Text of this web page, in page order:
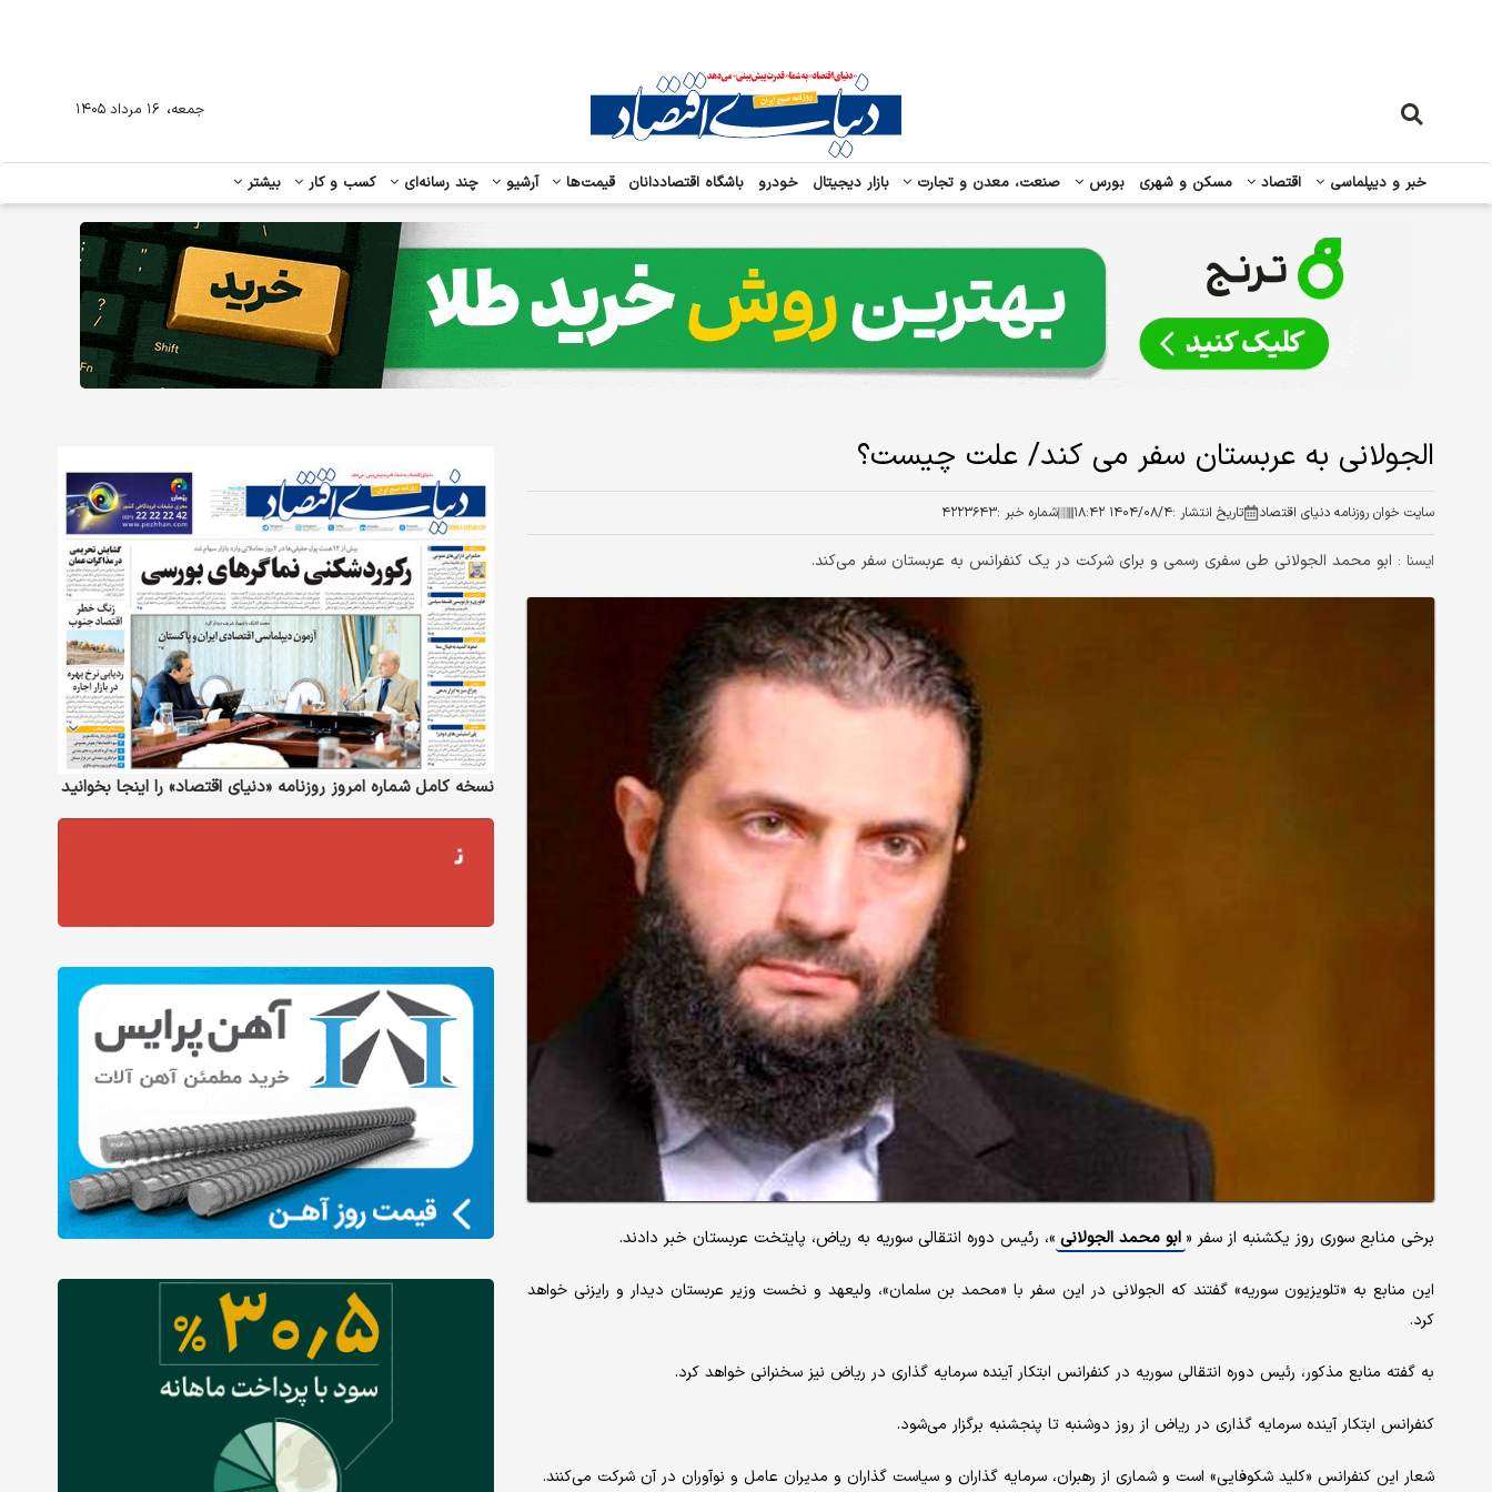
خبر و دیپلماسی اقتصاد مسکن و شهری بورس صنعت، معدن و تجارت بازار دیجیتال خودرو باشگاه اقتصاددانان قیمت‌ها آرشیو چند رسانه‌ای کسب و کار بیشتر
جمعه، ۱۶ مرداد ۱۴۰۵
الجولانی به عربستان سفر می کند/ علت چیست؟
سایت خوان روزنامه دنیای اقتصاد تاریخ انتشار :۱۴۰۴/۰۸/۴ ۱۸:۴۲ شماره خبر :۴۲۲۳۶۴۳
ایسنا : ابو محمد الجولانی طی سفری رسمی و برای شرکت در یک کنفرانس به عربستان سفر می‌کند.
برخی منابع سوری روز یکشنبه از سفر « ابو محمد الجولانی »، رئیس دوره انتقالی سوریه به ریاض، پایتخت عربستان خبر دادند.
این منابع به «تلویزیون سوریه» گفتند که الجولانی در این سفر با «محمد بن سلمان»، ولیعهد و نخست وزیر عربستان دیدار و رایزنی خواهد
کرد.
به گفته منابع مذکور، رئیس دوره انتقالی سوریه در کنفرانس ابتکار آینده سرمایه گذاری در ریاض نیز سخنرانی خواهد کرد.
کنفرانس ابتکار آینده سرمایه گذاری در ریاض از روز دوشنبه تا پنجشنبه برگزار می‌شود.
شعار این کنفرانس «کلید شکوفایی» است و شماری از رهبران، سرمایه گذاران و سیاست گذاران و مدیران عامل و نوآوران در آن شرکت می‌کنند.
نسخه کامل شماره امروز روزنامه «دنیای‌ اقتصاد» را اینجا بخوانید